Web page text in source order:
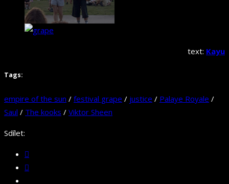
text: Kayu
Tags:
empire of the sun / festival grape / justice / Palaye Royale /
Saul / The kooks / Viktor Sheen
Sdílet: